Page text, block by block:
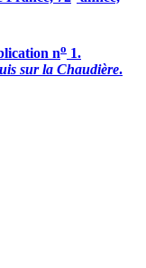
no 1.
sur la Chaudière.